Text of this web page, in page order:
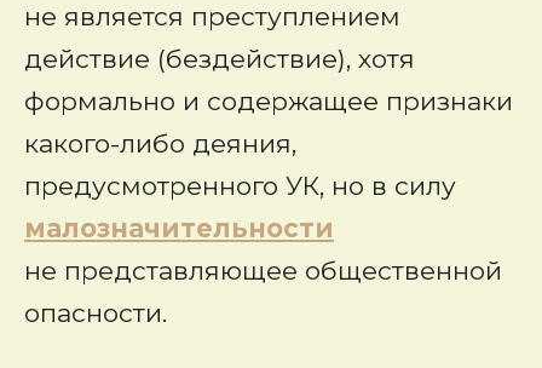
не является преступлением
действие (бездействие), хотя
формально и содержащее признаки
какого-либо деяния,
предусмотренного УК, но в силу
малозначительности
не представляющее общественной
опасности.